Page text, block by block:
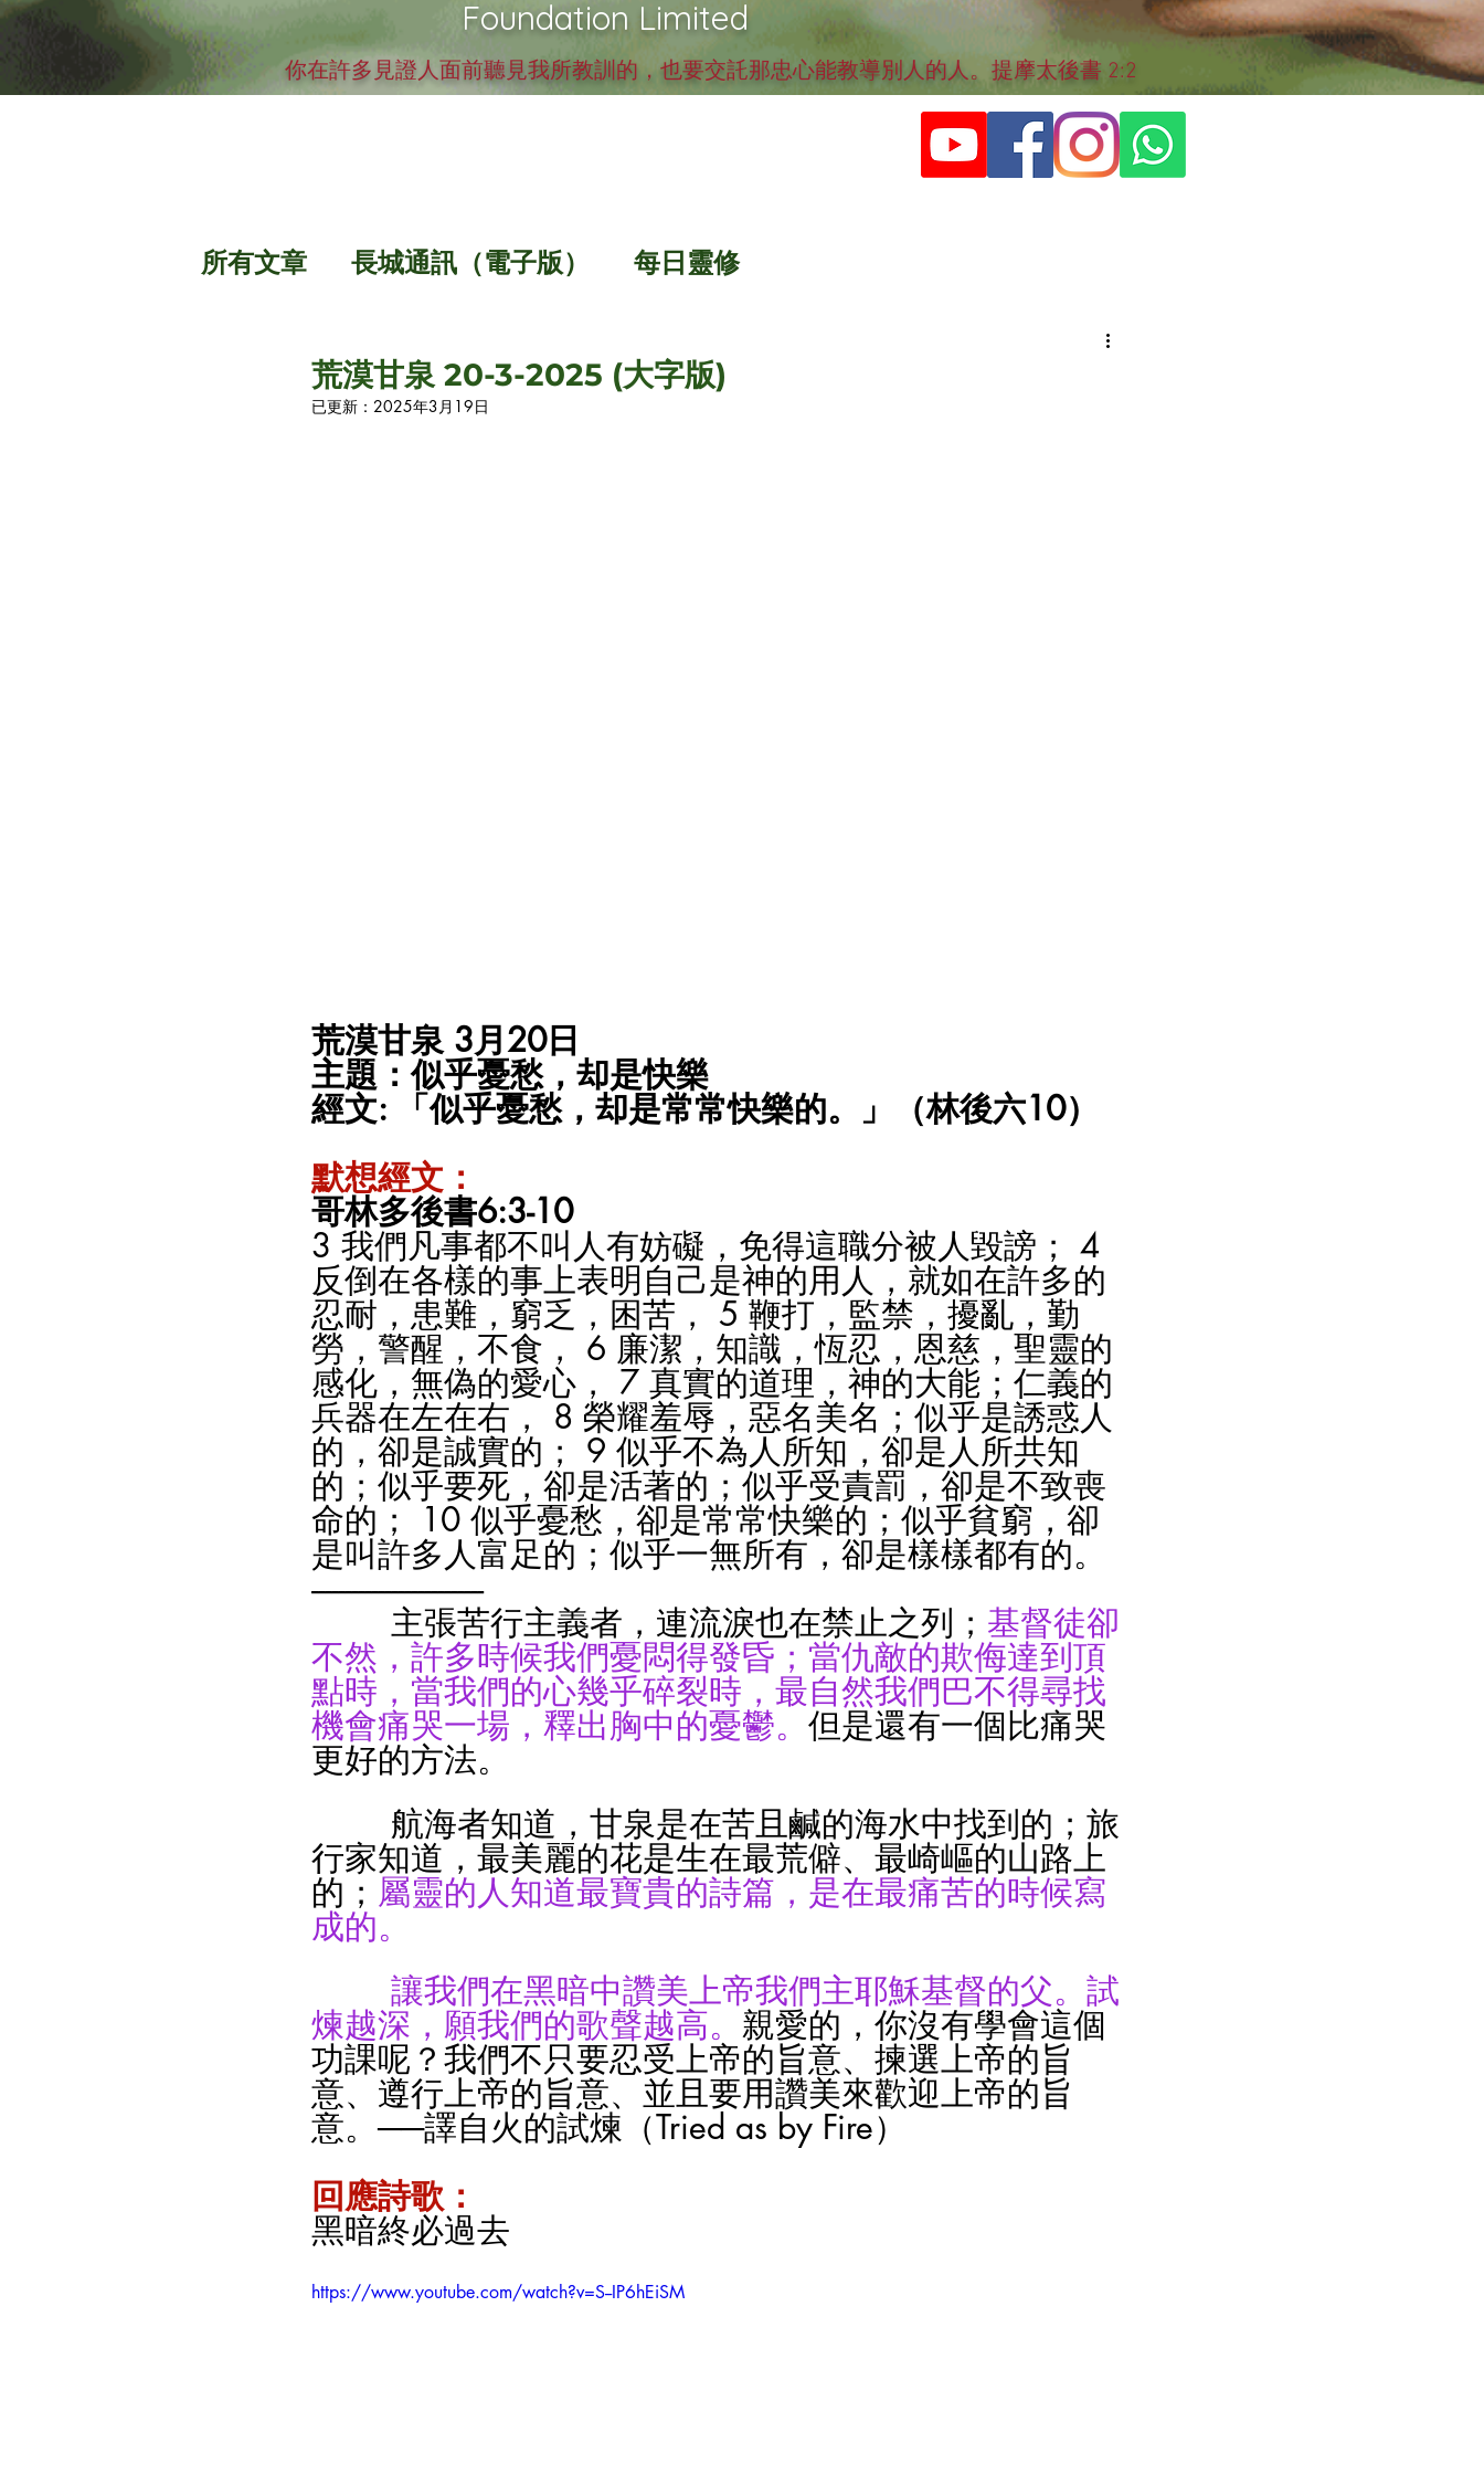
Foundation Limited
你在許多見證人面前聽見我所教訓的，也要交託那忠心能教導別人的人。提摩太後書 2:2
所有文章 長城通訊（電子版） 每日靈修
荒漠甘泉 20-3-2025 (大字版)
已更新： 2025年3月19日
荒漠甘泉 3月20日
主題：似乎憂愁，却是快樂
經文: 「似乎憂愁，却是常常快樂的。」（林後六10）
默想經文：
哥林多後書6:3-10
3 我們凡事都不叫人有妨礙，免得這職分被人毀謗； 4
反倒在各樣的事上表明自己是神的用人，就如在許多的
忍耐，患難，窮乏，困苦， 5 鞭打，監禁，擾亂，勤
勞，警醒，不食， 6 廉潔，知識，恆忍，恩慈，聖靈的
感化，無偽的愛心， 7 真實的道理，神的大能；仁義的
兵器在左在右， 8 榮耀羞辱，惡名美名；似乎是誘惑人
的，卻是誠實的； 9 似乎不為人所知，卻是人所共知
的；似乎要死，卻是活著的；似乎受責罰，卻是不致喪
命的； 10 似乎憂愁，卻是常常快樂的；似乎貧窮，卻
是叫許多人富足的；似乎一無所有，卻是樣樣都有的。
--------------------------
主張苦行主義者，連流淚也在禁止之列； 基督徒卻
不然，許多時候我們憂悶得發昏；當仇敵的欺侮達到頂
點時，當我們的心幾乎碎裂時，最自然我們巴不得尋找
機會痛哭一場，釋出胸中的憂鬱。 但是還有一個比痛哭
更好的方法。
航海者知道，甘泉是在苦且鹹的海水中找到的；旅
行家知道，最美麗的花是生在最荒僻、最崎嶇的山路上
的； 屬靈的人知道最寶貴的詩篇，是在最痛苦的時候寫
成的。
讓我們在黑暗中讚美上帝我們主耶穌基督的父。試
煉越深，願我們的歌聲越高。 親愛的，你沒有學會這個
功課呢？我們不只要忍受上帝的旨意、揀選上帝的旨
意、遵行上帝的旨意、並且要用讚美來歡迎上帝的旨
意。──譯自火的試煉（Tried as by Fire）
回應詩歌：
黑暗終必過去
https://www.youtube.com/watch?v=S--IP6hEiSM